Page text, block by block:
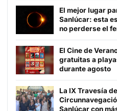
El mejor lugar
Sanlúcar: esta
no perderse el
El Cine de
gratuitas a
durante agosto
La IX Travesía
Sanlúcar con